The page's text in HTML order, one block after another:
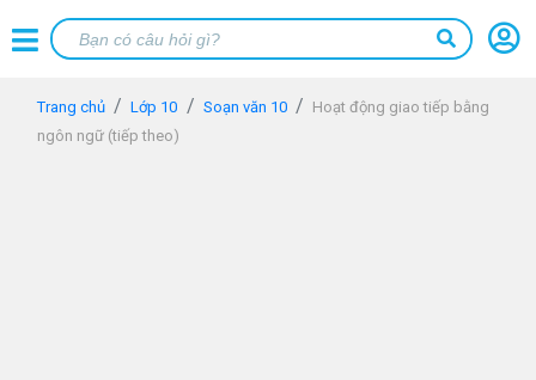
Trang chủ Lớp 10 Soạn văn 10
Hoạt động giao tiếp bằng
ngôn ngữ (tiếp theo)